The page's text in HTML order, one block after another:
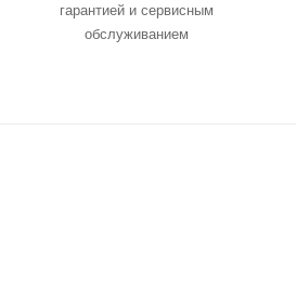
гарантией и сервисным
обслуживанием